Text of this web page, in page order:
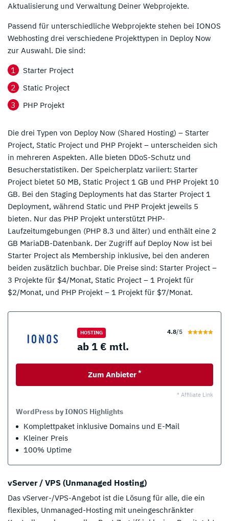
Aktualisierung und Verwaltung Deiner Webprojekte.
Passend für unterschiedliche Webprojekte stehen bei IONOS
Webhosting drei verschiedene Projekttypen in Deploy Now
zur Auswahl. Die sind:
Starter Project
Static Project
PHP Projekt
Die drei Typen von Deploy Now (Shared Hosting) – Starter
Project, Static Project und PHP Projekt – unterscheiden sich
in mehreren Aspekten. Alle bieten DDoS-Schutz und
Besucherstatistiken. Der Speicherplatz variiert: Starter
Project bietet 50 MB, Static Project 1 GB und PHP Projekt 10
GB. Bei den Staging Deployments hat das Starter Project 1
Deployment, während Static und PHP Projekt jeweils 5
bieten. Nur das PHP Projekt unterstützt PHP-
Laufzeitumgebungen (PHP 8.3 und älter) und enthält eine 2
GB MariaDB-Datenbank. Der Zugriff auf Deploy Now ist bei
Starter Project als Membership inklusive, bei den anderen
beiden zusätzlich buchbar. Die Preise sind: Starter Project –
3 Projekte für $4/Monat, Static Project – 1 Projekt für
$2/Monat, und PHP Projekt – 1 Projekt für $7/Monat.
HOSTING 4.8/5
ab 1 € mtl.
Zum Anbieter *
* Affiliate Link
WordPress by IONOS Highlights
Komplettpaket inklusive Domains und E-Mail
Kleiner Preis
100% Uptime
vServer / VPS (Unmanaged Hosting)
Das vServer-/VPS-Angebot ist die Lösung für alle, die ein
flexibles, Unmanaged-Hosting mit uneingeschränkter